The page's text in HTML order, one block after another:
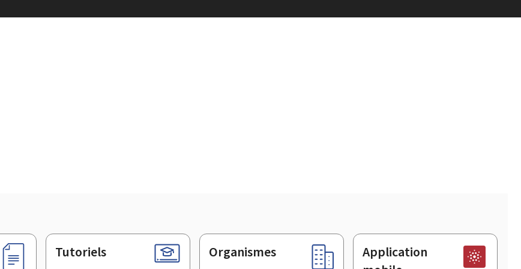
Tutoriels Organismes
Application